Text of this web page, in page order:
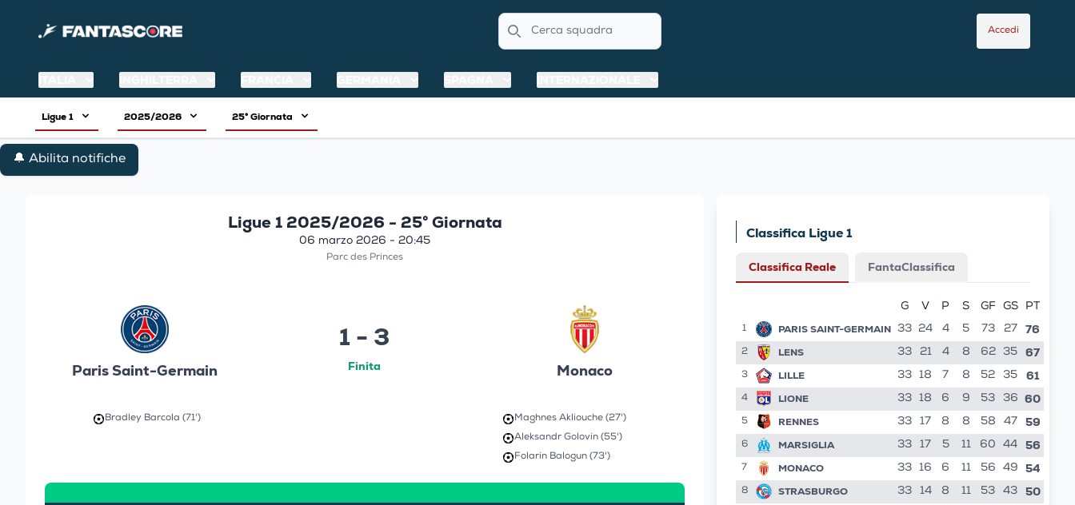
Search
Accedi
Ligue 1 2025/2026 25° Giornata
🔔 Abilita notifiche
Ligue 1 2025/2026 - 25° Giornata
06 marzo 2026 - 20:45
Parc des Princes
Paris Saint-Germain
1 - 3
Finita Monaco
Bradley Barcola (71')
Maghnes Akliouche (27')
Aleksandr Golovin (55')
Folarin Balogun (73')
Classifica Ligue 1
Classifica Reale FantaClassifica
G V P S GF GS PT
1 PARIS SAINT-GERMAIN 33 24 4 5 73 27 76
2 LENS 33 21 4 8 62 35 67
3 LILLE 33 18 7 8 52 35 61
4 LIONE 33 18 6 9 53 36 60
5 RENNES 33 17 8 8 58 47 59
6 MARSIGLIA 33 17 5 11 60 44 56
7 MONACO 33 16 6 11 56 49 54
8 STRASBURGO 33 14 8 11 53 43 50